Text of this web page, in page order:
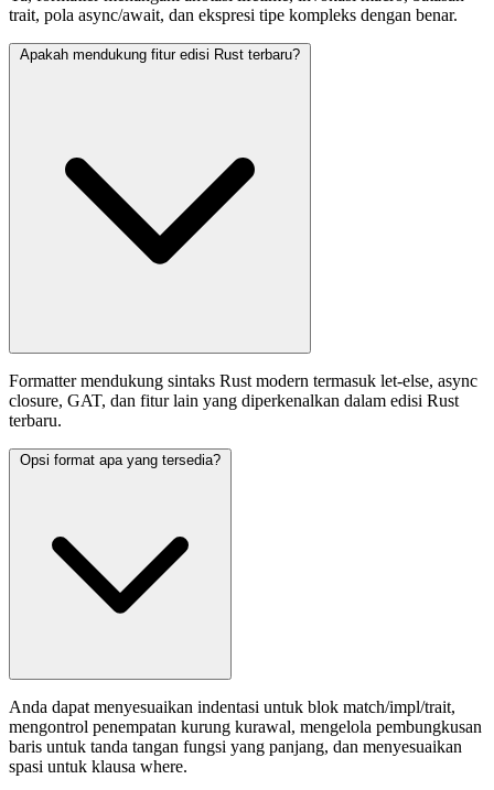
trait, pola async/await, dan ekspresi tipe kompleks dengan benar.
Apakah mendukung fitur edisi Rust terbaru?
Formatter mendukung sintaks Rust modern termasuk let-else, async
closure, GAT, dan fitur lain yang diperkenalkan dalam edisi Rust
terbaru.
Opsi format apa yang tersedia?
Anda dapat menyesuaikan indentasi untuk blok match/impl/trait,
mengontrol penempatan kurung kurawal, mengelola pembungkusan
baris untuk tanda tangan fungsi yang panjang, dan menyesuaikan
spasi untuk klausa where.